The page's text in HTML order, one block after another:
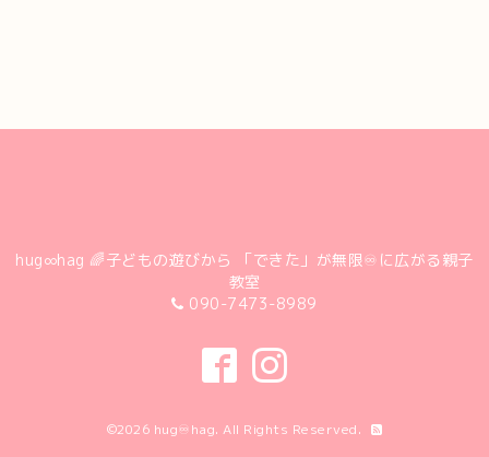
hug∞hag 🌈子どもの遊びから 「できた」が無限♾に広がる親子
教室
090-7473-8989
©2026 hug♾hag. All Rights Reserved.